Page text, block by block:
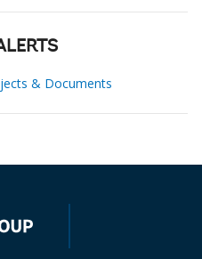
& Documents